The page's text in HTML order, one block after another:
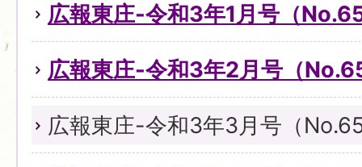
広報東庄-令和3年1月号（
広報東庄-令和3年2月号（
広報東庄-令和3年3月号（